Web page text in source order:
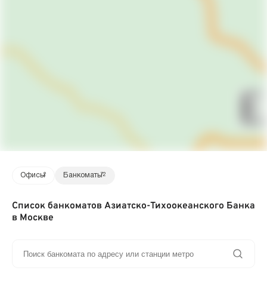
Офисы2 Банкоматы72
Список банкоматов Азиатско-Тихоокеанского Банка
в Москве